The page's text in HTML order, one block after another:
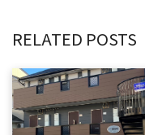
RELATED POSTS